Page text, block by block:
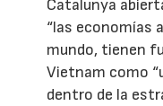
Catalunya
“las economías
mundo, tienen
Vietnam como
dentro de la